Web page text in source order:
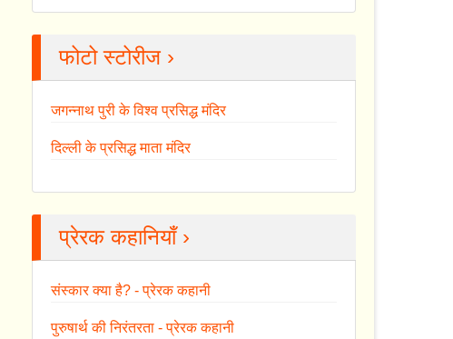
फोटो स्टोरीज ›
जगन्नाथ पुरी के विश्व प्रसिद्ध मंदिर
दिल्ली के प्रसिद्ध माता मंदिर
प्रेरक कहानियाँ ›
संस्कार क्या है? - प्रेरक कहानी
पुरुषार्थ की निरंतरता - प्रेरक कहानी